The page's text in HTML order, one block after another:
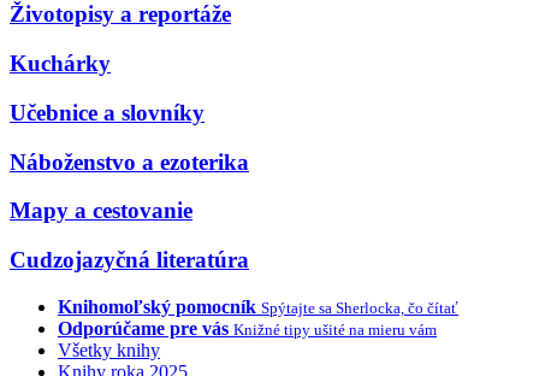
Životopisy a reportáže
Kuchárky
Učebnice a slovníky
Náboženstvo a ezoterika
Mapy a cestovanie
Cudzojazyčná literatúra
Knihomoľský pomocník Spýtajte sa Sherlocka, čo čítať
Odporúčame pre vás Knižné tipy ušité na mieru vám
Všetky knihy
Knihy roka 2025